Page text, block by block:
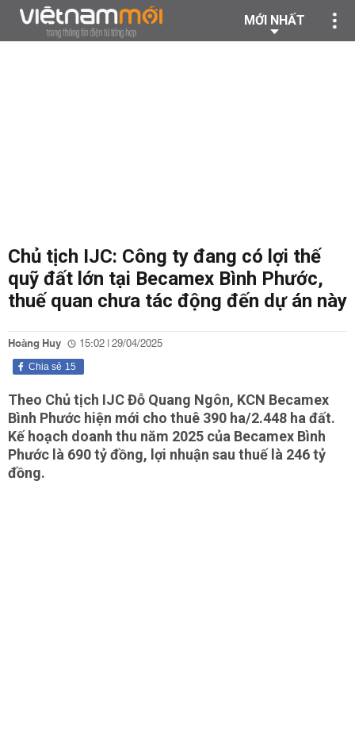
MỚI NHẤT
Chủ tịch IJC: Công ty đang có lợi thế
quỹ đất lớn tại Becamex Bình Phước,
thuế quan chưa tác động đến dự án này
Hoàng Huy 15:02 | 29/04/2025
15
Chia sẻ
Theo Chủ tịch IJC Đỗ Quang Ngôn, KCN Becamex
Bình Phước hiện mới cho thuê 390 ha/2.448 ha đất.
Kế hoạch doanh thu năm 2025 của Becamex Bình
Phước là 690 tỷ đồng, lợi nhuận sau thuế là 246 tỷ
đồng.